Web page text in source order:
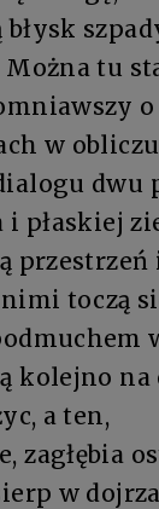
Można tu
w obliczu
dwu
i płaskiej
przestrzeń
toczą
kolejno
a ten,
zagłębia
w